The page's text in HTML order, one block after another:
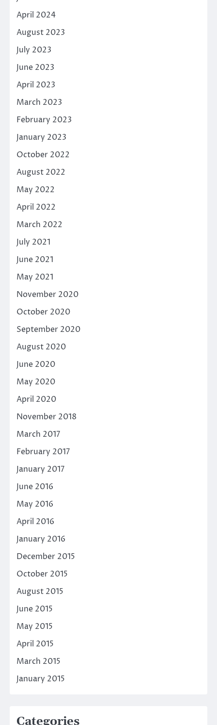
April 2024
August 2023
July 2023
June 2023
April 2023
March 2023
February 2023
January 2023
October 2022
August 2022
May 2022
April 2022
March 2022
July 2021
June 2021
May 2021
November 2020
October 2020
September 2020
August 2020
June 2020
May 2020
April 2020
November 2018
March 2017
February 2017
January 2017
June 2016
May 2016
April 2016
January 2016
December 2015
October 2015
August 2015
June 2015
May 2015
April 2015
March 2015
January 2015
Categories